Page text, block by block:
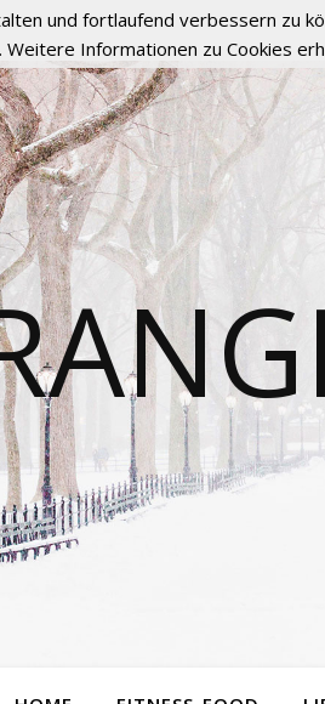
und fortlaufend verbessern zu
Weitere Informationen zu Cookies